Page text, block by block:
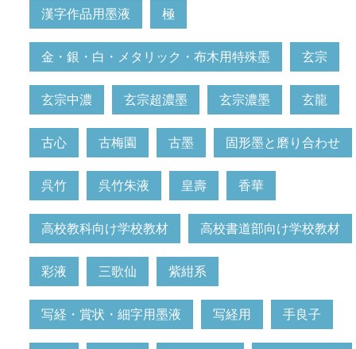
漢字作品用墨液 極
金・銀・白・メタリック・布木用特殊墨 玄宗
玄宗中濃 玄宗超濃墨 玄宗濃墨 玄龍
古心 古梅園 古墨 固形墨と磨り合わせ
呉竹 呉竹朱液 皇壽 香華
高校教科向け学校教材 高校書道部向け学校教材
彩液 三歌仙 紫紺系
写経・賞状・細字用墨液 写経用 手良子